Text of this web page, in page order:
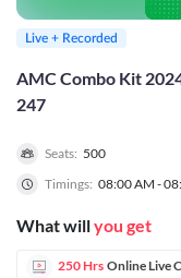
AMC Combo Kit
247
Seats: 500
Timings: 08:00 AM -
What willyou get
250 Hrs Online Live
Live + Recorded